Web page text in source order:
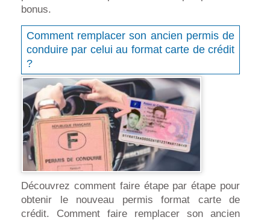
bonus.
Comment remplacer son ancien permis de
conduire par celui au format carte de crédit
?
Découvrez comment faire étape par étape pour
obtenir le nouveau permis format carte de
crédit. Comment faire remplacer son ancien